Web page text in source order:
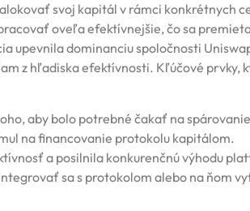
svoj kapitál v rámci konkrétnych
oveľa efektívnejšie, čo sa
upevnila dominanciu spoločnosti
z hľadiska efektívnosti. Kľúčové prvky,
aby bolo potrebné čakať na
na financovanie protokolu kapitálom.
a posilnila konkurenčnú výhodu
sa s protokolom alebo na ňom